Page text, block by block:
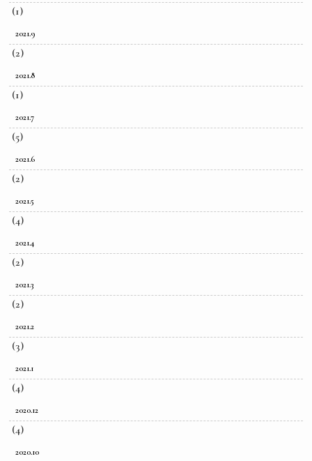
(1)
2021.9
(2)
2021.8
(1)
2021.7
(5)
2021.6
(2)
2021.5
(4)
2021.4
(2)
2021.3
(2)
2021.2
(3)
2021.1
(4)
2020.12
(4)
2020.10